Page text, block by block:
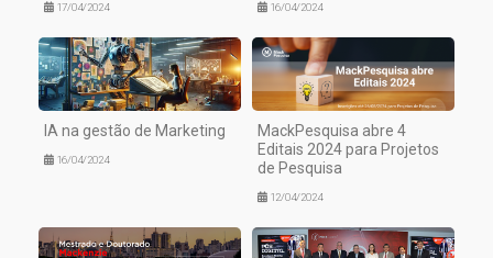
17/04/2024 16/04/2024
IA na gestão de Marketing
16/04/2024
MackPesquisa abre 4
Editais 2024 para Projetos
de Pesquisa
12/04/2024